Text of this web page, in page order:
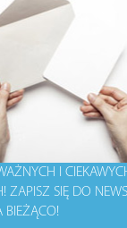
I
ZAPISZ SIĘ DO
BIEŻĄCO!